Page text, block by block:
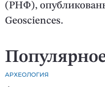
(РНФ),
Geosciences.
АРХЕОЛОГИЯ